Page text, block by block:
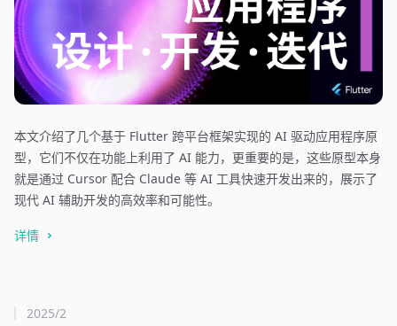
本文介绍了几个基于 Flutter 跨平台框架实现的 AI 驱动应用程序原
型，它们不仅在功能上利用了 AI 能力，更重要的是，这些原型本身
就是通过 Cursor 配合 Claude 等 AI 工具快速开发出来的，展示了
现代 AI 辅助开发的高效率和可能性。
详情
2025/2